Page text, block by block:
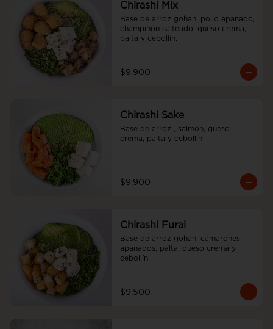
Chirashi Mix
Base de arroz gohan, pollo apanado,
champiñón salteado, queso crema,
palta y cebollín.
$9.900
Chirashi Sake
Base de arroz , salmón, queso
crema, palta y cebollín
$9.900
Chirashi Furai
Base de arroz gohan, camarones
apanados, palta, queso crema y
cebollín.
$9.500